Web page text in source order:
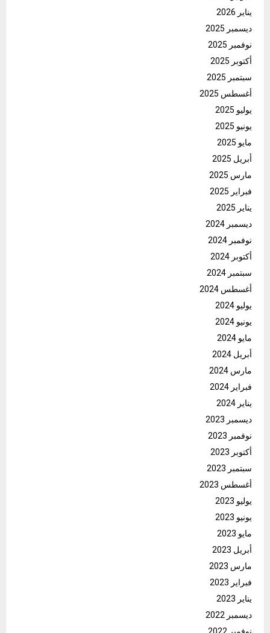
يناير 2026
ديسمبر 2025
نوفمبر 2025
أكتوبر 2025
سبتمبر 2025
أغسطس 2025
يوليو 2025
يونيو 2025
مايو 2025
أبريل 2025
مارس 2025
فبراير 2025
يناير 2025
ديسمبر 2024
نوفمبر 2024
أكتوبر 2024
سبتمبر 2024
أغسطس 2024
يوليو 2024
يونيو 2024
مايو 2024
أبريل 2024
مارس 2024
فبراير 2024
يناير 2024
ديسمبر 2023
نوفمبر 2023
أكتوبر 2023
سبتمبر 2023
أغسطس 2023
يوليو 2023
يونيو 2023
مايو 2023
أبريل 2023
مارس 2023
فبراير 2023
يناير 2023
ديسمبر 2022